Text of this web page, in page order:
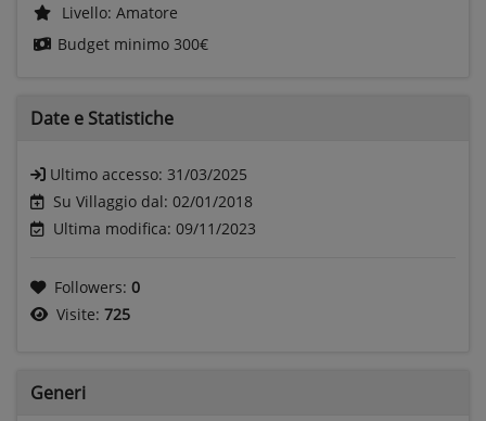
Livello: Amatore
Budget minimo 300€
Date e Statistiche
Ultimo accesso: 31/03/2025
Su Villaggio dal: 02/01/2018
Ultima modifica: 09/11/2023
Followers: 0
Visite: 725
Generi